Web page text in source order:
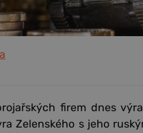
firem dnes
Zelenského s jeho